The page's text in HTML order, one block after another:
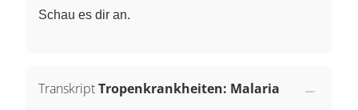
Schau es dir an.
TranskriptTropenkrankheiten: Malaria